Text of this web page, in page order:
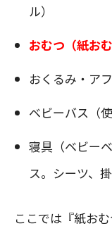
ル）
おむつ（紙お
おくるみ・ア
ベビーバス（
寝具（ベビー
ス。シーツ、
ここでは『紙お